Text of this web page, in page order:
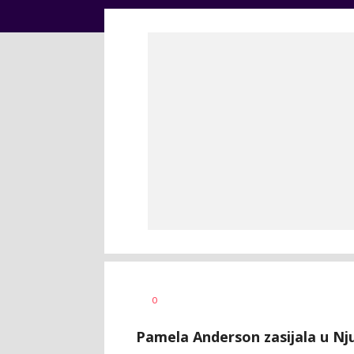
AUTOR
0
Pamela Anderson zasijala u